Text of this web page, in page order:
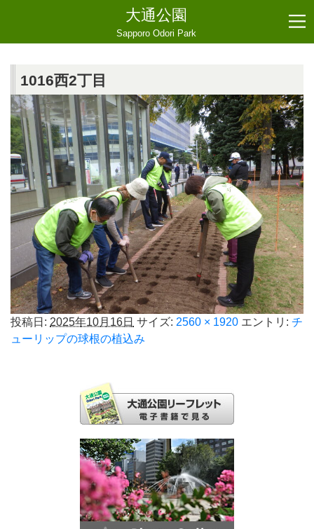
大通公園
Sapporo Odori Park
1016西2丁目
投稿日: 2025年10月16日 サイズ: 2560 × 1920 エントリ: チ
ューリップの球根の植込み